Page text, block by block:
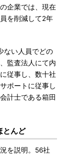
企業では、現在
を削減して2年
ない人員でどの
監査法人にて内
従事し、数十社
ポートに従事し
計士である箱田
とんど
を説明。56社